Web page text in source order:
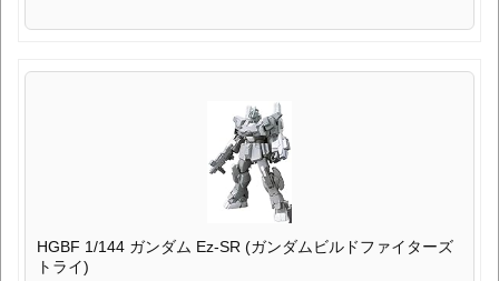
HGBF 1/144 ガンダム Ez-SR (ガンダムビルドファイターズ
トライ)